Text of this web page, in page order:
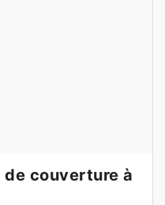
couverture à